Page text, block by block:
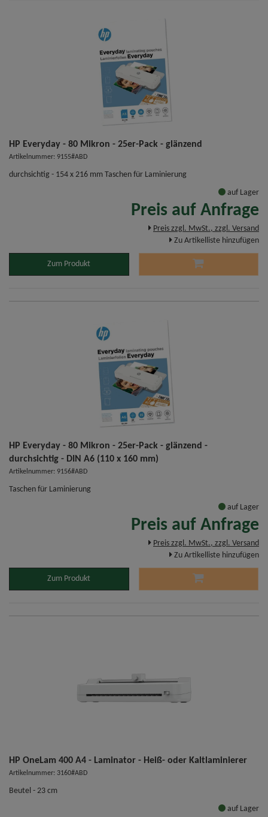
HP Everyday - 80 Mikron - 25er-Pack - glänzend
Artikelnummer: 9155#ABD
durchsichtig - 154 x 216 mm Taschen für Laminierung
auf Lager
Preis auf Anfrage
Preis zzgl. MwSt., zzgl. Versand
Zu Artikelliste hinzufügen
Zum Produkt
HP Everyday - 80 Mikron - 25er-Pack - glänzend -
durchsichtig - DIN A6 (110 x 160 mm)
Artikelnummer: 9156#ABD
Taschen für Laminierung
auf Lager
Preis auf Anfrage
Preis zzgl. MwSt., zzgl. Versand
Zu Artikelliste hinzufügen
Zum Produkt
HP OneLam 400 A4 - Laminator - Heiß- oder Kaltlaminierer
Artikelnummer: 3160#ABD
Beutel - 23 cm
auf Lager